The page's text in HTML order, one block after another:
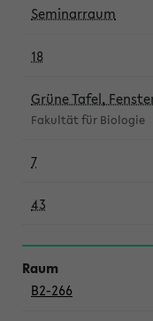
Seminarraum
18
Grüne Tafel,
Fakultät für Biologie
7
43
B2-266